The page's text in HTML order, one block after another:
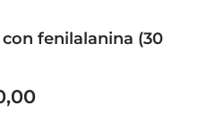
fenilalanina (30
,00